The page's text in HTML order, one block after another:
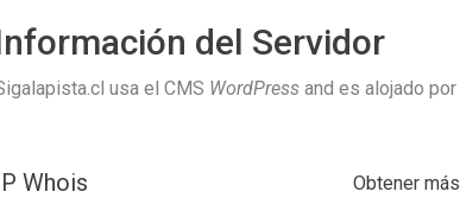
del Servidor
usa el CMS WordPress and es alojado por
Whois Obtener más